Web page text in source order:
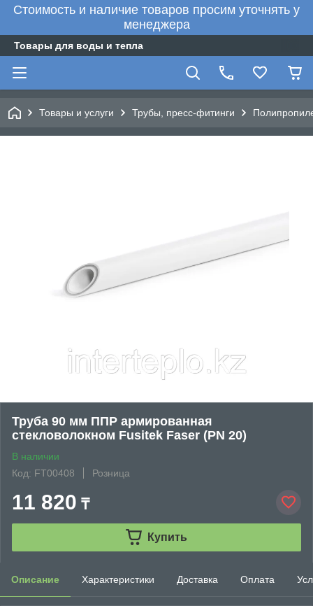
Стоимость и наличие товаров просим уточнять у
менеджера
Товары для воды и тепла
Товары и услуги Трубы, пресс-фитинги
Труба 90 мм ППР армированная
стекловолокном Fusitek Faser (PN 20)
В наличии
Код: FT00408
Розница
11 820 ₸
Купить
Описание Характеристики Доставка Оплата